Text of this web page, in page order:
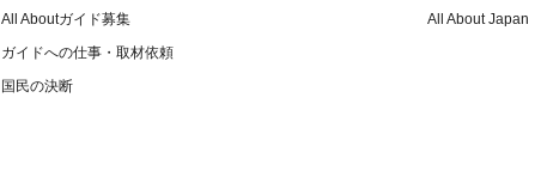
All Aboutガイド募集
ガイドへの仕事・取材依頼
国民の決断
All About Japan